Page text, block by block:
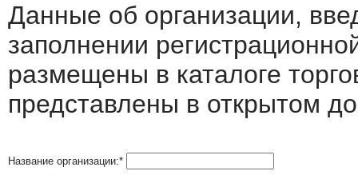
Данные об организации,
заполнении
размещены в каталоге
представлены в открытом
Название организации:*